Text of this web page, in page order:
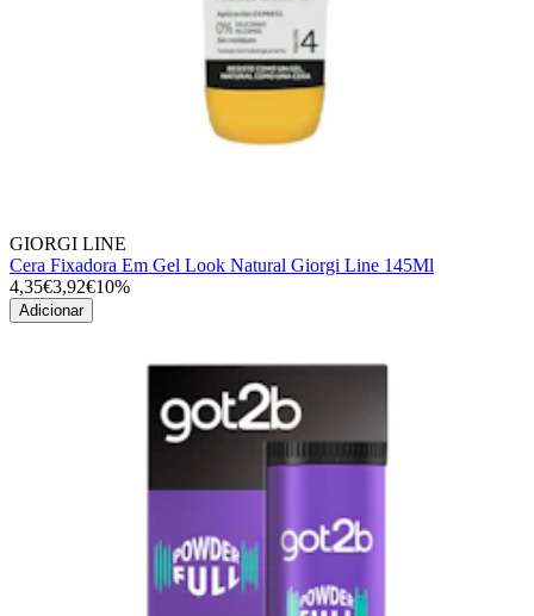
GIORGI LINE
Cera Fixadora Em Gel Look Natural Giorgi Line 145Ml
4,35€3,92€10%
Adicionar